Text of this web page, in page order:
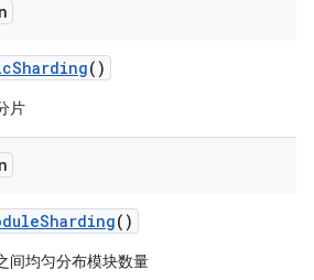
Sharding()
片
Sharding()
间均匀分布模块数量